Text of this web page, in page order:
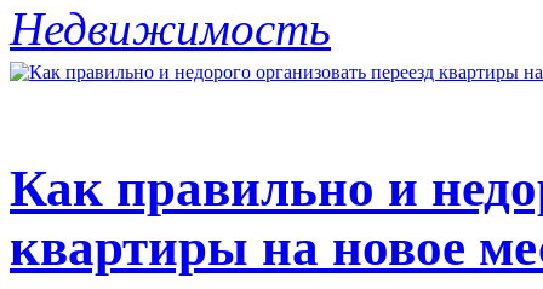
Недвижимость
Как правильно и
квартиры на новое